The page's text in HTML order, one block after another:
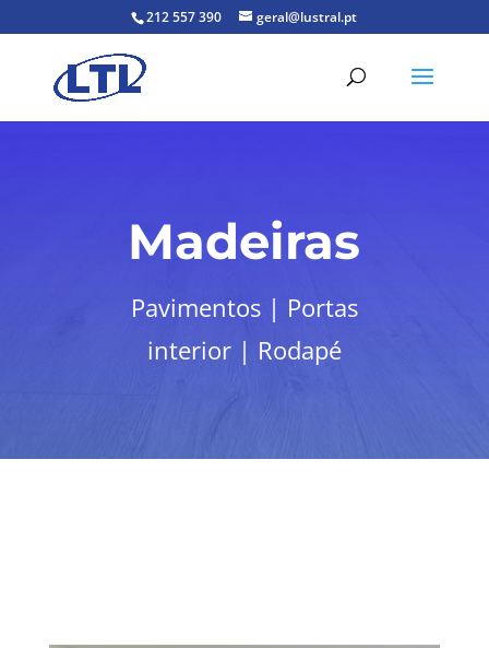
212 557 390 geral@lustral.pt
Madeiras
Pavimentos | Portas
interior | Rodapé